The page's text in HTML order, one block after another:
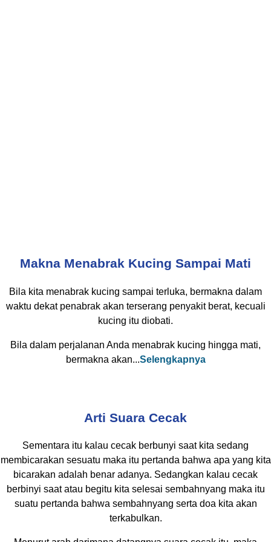
Makna Menabrak Kucing Sampai Mati
Bila kita menabrak kucing sampai terluka, bermakna dalam
waktu dekat penabrak akan terserang penyakit berat, kecuali
kucing itu diobati.
Bila dalam perjalanan Anda menabrak kucing hingga mati,
bermakna akan...Selengkapnya
Arti Suara Cecak
Sementara itu kalau cecak berbunyi saat kita sedang
membicarakan sesuatu maka itu pertanda bahwa apa yang kita
bicarakan adalah benar adanya. Sedangkan kalau cecak
berbinyi saat atau begitu kita selesai sembahnyang maka itu
suatu pertanda bahwa sembahnyang serta doa kita akan
terkabulkan.